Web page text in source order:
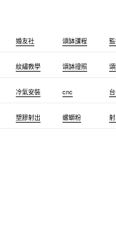
婚友社 頌缽課程
紋繡教學 頌缽證照
冷氣安裝 cnc
塑膠射出 螺螄粉